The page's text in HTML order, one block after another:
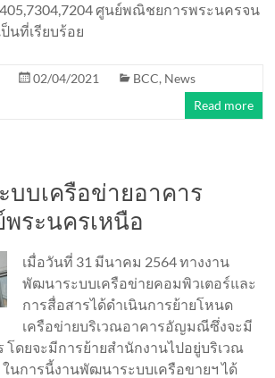
ศูนย์พณิชยการพระนครจน
นที่เรียบร้อย
02/04/2021 BCC, News
Read more
บบเครือข่ายอาคาร
ระนครเหนือ
เมื่อวันที่ 31 มีนาคม 2564 ทางงาน
พัฒนาระบบเครือข่ายคอมพิวเตอร์และ
การสื่อสารได้ดำเนินการย้ายโหนด
เครือข่ายบริเวณอาคารอัญมณีซึ่งจะมี
โดยจะมีการย้ายสำนักงานไปอยู่บริเวณ
นการนี้งานพัฒนาระบบเครือขายฯ ได้